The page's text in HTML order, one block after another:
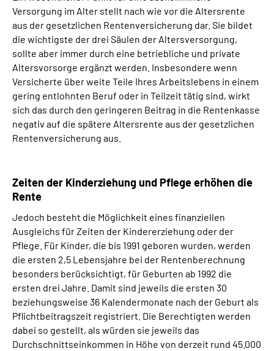
Versorgung im Alter stellt nach wie vor die Altersrente
aus der gesetzlichen Rentenversicherung dar. Sie bildet
die wichtigste der drei Säulen der Altersversorgung,
sollte aber immer durch eine betriebliche und private
Altersvorsorge ergänzt werden. Insbesondere wenn
Versicherte über weite Teile Ihres Arbeitslebens in einem
gering entlohnten Beruf oder in Teilzeit tätig sind, wirkt
sich das durch den geringeren Beitrag in die Rentenkasse
negativ auf die spätere Altersrente aus der gesetzlichen
Rentenversicherung aus.
Zeiten der Kinderziehung und Pflege erhöhen die
Rente
Jedoch besteht die Möglichkeit eines finanziellen
Ausgleichs für Zeiten der Kindererziehung oder der
Pflege. Für Kinder, die bis 1991 geboren wurden, werden
die ersten 2,5 Lebensjahre bei der Rentenberechnung
besonders berücksichtigt, für Geburten ab 1992 die
ersten drei Jahre. Damit sind jeweils die ersten 30
beziehungsweise 36 Kalendermonate nach der Geburt als
Pflichtbeitragszeit registriert. Die Berechtigten werden
dabei so gestellt, als würden sie jeweils das
Durchschnittseinkommen in Höhe von derzeit rund 45.000